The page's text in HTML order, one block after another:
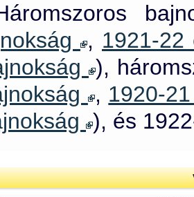
, 1921-
),
, 1920-
), és